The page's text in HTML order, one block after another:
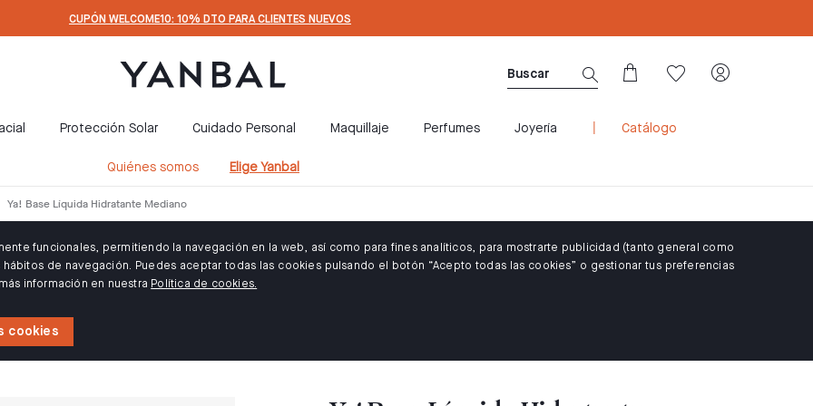
CUPÓN WELCOME10: 10% DTO PARA CLIENTES NUEVOS
Protección Solar Cuidado Personal Maquillaje Perfumes Joyería Catálogo
Quiénes somos Elige Yanbal
Ya! Base Líquida Hidratante Mediano
funcionales, permitiendo la navegación en la web, así como para fines analíticos, para mostrarte publicidad (tanto general como
de navegación. Puedes aceptar todas las cookies pulsando el botón “Acepto todas las cookies” o gestionar tus preferencias
información en nuestra Política de cookies.
cookies